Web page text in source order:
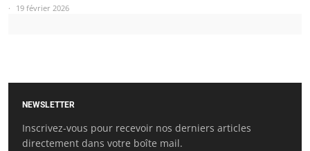
19 février 2026
NEWSLETTER
Inscrivez-vous pour recevoir nos derniers articles
directement dans votre boîte mail.